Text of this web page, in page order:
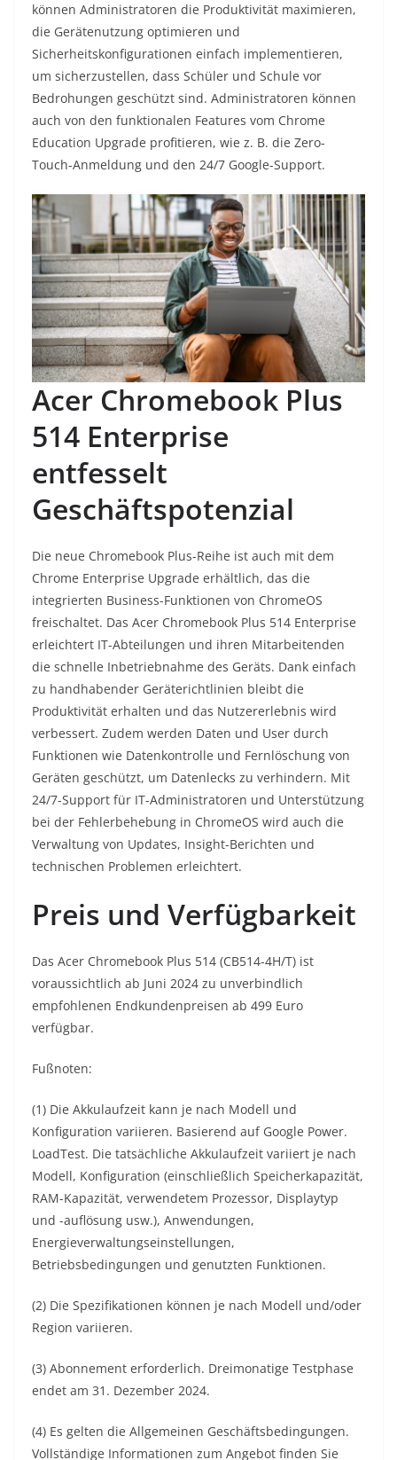
können Administratoren die Produktivität maximieren,
die Gerätenutzung optimieren und
Sicherheitskonfigurationen einfach implementieren,
um sicherzustellen, dass Schüler und Schule vor
Bedrohungen geschützt sind. Administratoren können
auch von den funktionalen Features vom Chrome
Education Upgrade profitieren, wie z. B. die Zero-
Touch-Anmeldung und den 24/7 Google-Support.
Acer Chromebook Plus
514 Enterprise
entfesselt
Geschäftspotenzial
Die neue Chromebook Plus-Reihe ist auch mit dem
Chrome Enterprise Upgrade erhältlich, das die
integrierten Business-Funktionen von ChromeOS
freischaltet. Das Acer Chromebook Plus 514 Enterprise
erleichtert IT-Abteilungen und ihren Mitarbeitenden
die schnelle Inbetriebnahme des Geräts. Dank einfach
zu handhabender Geräterichtlinien bleibt die
Produktivität erhalten und das Nutzererlebnis wird
verbessert. Zudem werden Daten und User durch
Funktionen wie Datenkontrolle und Fernlöschung von
Geräten geschützt, um Datenlecks zu verhindern. Mit
24/7-Support für IT-Administratoren und Unterstützung
bei der Fehlerbehebung in ChromeOS wird auch die
Verwaltung von Updates, Insight-Berichten und
technischen Problemen erleichtert.
Preis und Verfügbarkeit
Das Acer Chromebook Plus 514 (CB514-4H/T) ist
voraussichtlich ab Juni 2024 zu unverbindlich
empfohlenen Endkundenpreisen ab 499 Euro
verfügbar.
Fußnoten:
(1) Die Akkulaufzeit kann je nach Modell und
Konfiguration variieren. Basierend auf Google Power.
LoadTest. Die tatsächliche Akkulaufzeit variiert je nach
Modell, Konfiguration (einschließlich Speicherkapazität,
RAM-Kapazität, verwendetem Prozessor, Displaytyp
und -auflösung usw.), Anwendungen,
Energieverwaltungseinstellungen,
Betriebsbedingungen und genutzten Funktionen.
(2) Die Spezifikationen können je nach Modell und/oder
Region variieren.
(3) Abonnement erforderlich. Dreimonatige Testphase
endet am 31. Dezember 2024.
(4) Es gelten die Allgemeinen Geschäftsbedingungen.
Vollständige Informationen zum Angebot finden Sie